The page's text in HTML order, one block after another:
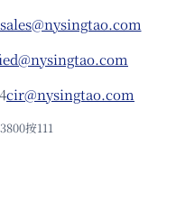
sales@nysingtao.com
cir@nysingtao.com
按111